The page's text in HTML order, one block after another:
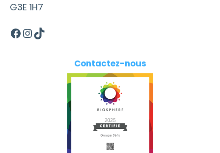
G3E 1H7
Facebook
Instagram
TikTok
Contactez-nous